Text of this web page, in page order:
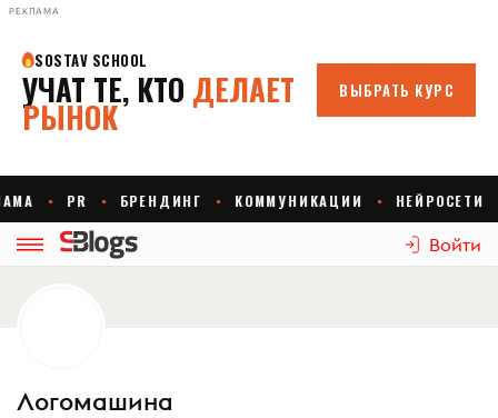
РЕКЛАМА
Войти
Логомашина